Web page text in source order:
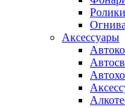
Огнива
Аксессуары